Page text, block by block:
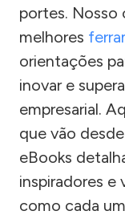
portes. Nosso
melhores
orientações
inovar e
empresarial.
que vão
eBooks
inspiradores e
como cada